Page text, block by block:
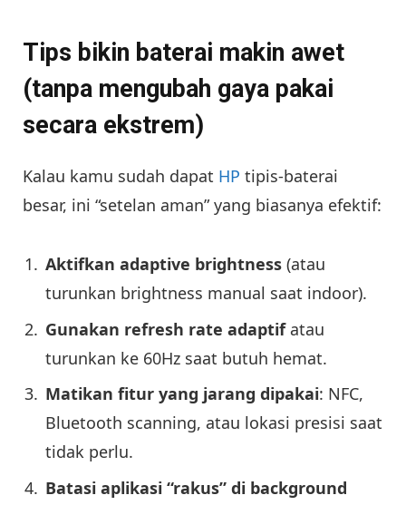
Tips bikin baterai makin awet
(tanpa mengubah gaya pakai
secara ekstrem)
Kalau kamu sudah dapat HP tipis-baterai
besar, ini “setelan aman” yang biasanya efektif:
Aktifkan adaptive brightness (atau
turunkan brightness manual saat indoor).
Gunakan refresh rate adaptifatau
turunkan ke 60Hz saat butuh hemat.
Matikan fitur yang jarang dipakai: NFC,
Bluetooth scanning, atau lokasi presisi saat
tidak perlu.
Batasi aplikasi “rakus” di background